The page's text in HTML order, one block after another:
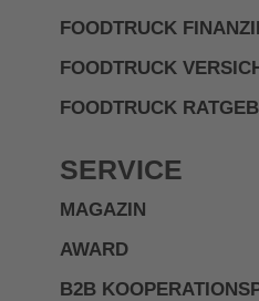
FOODTRUCK
FOODTRUCK
FOODTRUCK
SERVICE
MAGAZIN
AWARD
B2B